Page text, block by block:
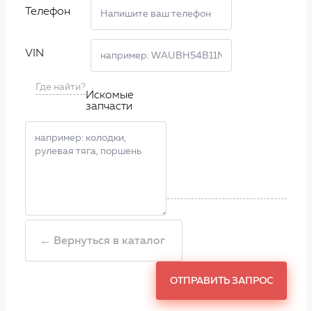
Телефон
VIN
Где найти?
Искомые
запчасти
← Вернуться в каталог
ОТПРАВИТЬ ЗАПРОС